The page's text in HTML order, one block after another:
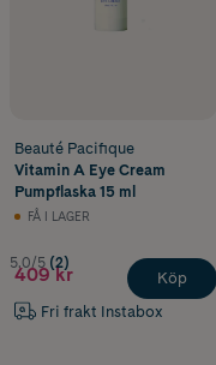
Beauté Pacifique
Vitamin A Eye Cream
Pumpflaska 15 ml
FÅ I LAGER
5.0/5 (2)
409 kr
Fri frakt Instabox
Köp